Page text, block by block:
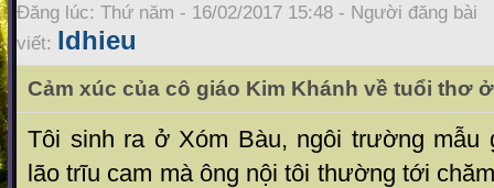
Đăng lúc: Thứ năm - 16/02/2017 15:48 - Người đăng bài
viết: ldhieu
Cảm xúc của cô giáo Kim Khánh về tuổi thơ
Tôi sinh ra ở Xóm Bàu, ngôi trường mẫu
lão trĩu cam mà ông nội tôi thường tới